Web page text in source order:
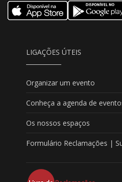
LIGAÇÕES ÚTEIS
Organizar um evento
Conheça a agenda de
Os nossos espaços
Formulário Reclamações |